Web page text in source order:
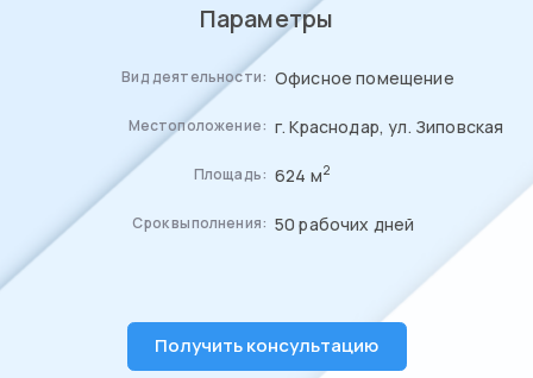
Параметры
Вид деятельности: Офисное помещение
Местоположение: г. Краснодар, ул. Зиповская
Площадь: 624 м2
Срок выполнения: 50 рабочих дней
Получить консультацию